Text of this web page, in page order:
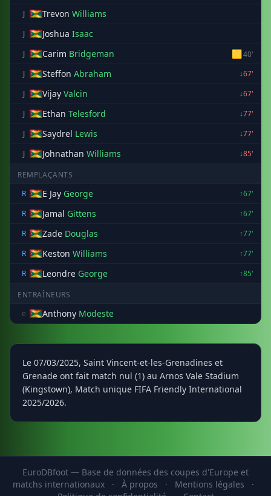
J Trevon Williams
J Joshua Isaac
J Carim Bridgeman 🟨40'
J
Steffon Abraham
↓67'
J
Vijay Valcin
↓67'
J
Ethan Telesford
↓77'
J
Saydrel Lewis
↓77'
J
Johnathan Williams ↓85'
REMPLAÇANTS
R
E Jay George
↑67'
R
Jamal Gittens
↑67'
R
Zade Douglas
↑77'
R
Keston Williams
↑77'
R
Leondre George ↑85'
ENTRAÎNEURS
e
Anthony Modeste
Le 07/03/2025, Saint Vincent-et-les-Grenadines et
Grenade ont fait match nul (1) au Arnos Vale Stadium
(Kingstown), Match unique FIFA Friendly International
2025/2026.
EuroDBfoot — Base de données des coupes d'Europe et
matchs internationaux
· À propos · Mentions légales
·